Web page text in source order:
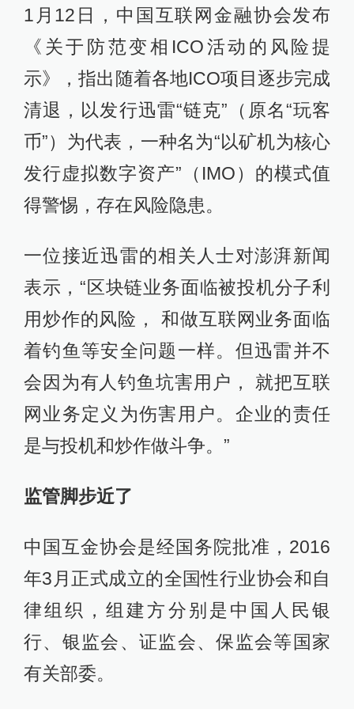
1月12日，中国互联网金融协会发布
《关于防范变相ICO活动的风险提
示》，指出随着各地ICO项目逐步完成
清退，以发行迅雷“链克”（原名“玩客
币”）为代表，一种名为“以矿机为核心
发行虚拟数字资产”（IMO）的模式值
得警惕，存在风险隐患。
一位接近迅雷的相关人士对澎湃新闻
表示，“区块链业务面临被投机分子利
用炒作的风险， 和做互联网业务面临
着钓鱼等安全问题一样。但迅雷并不
会因为有人钓鱼坑害用户， 就把互联
网业务定义为伤害用户。企业的责任
是与投机和炒作做斗争。”
监管脚步近了
中国互金协会是经国务院批准，2016
年3月正式成立的全国性行业协会和自
律组织，组建方分别是中国人民银
行、银监会、证监会、保监会等国家
有关部委。